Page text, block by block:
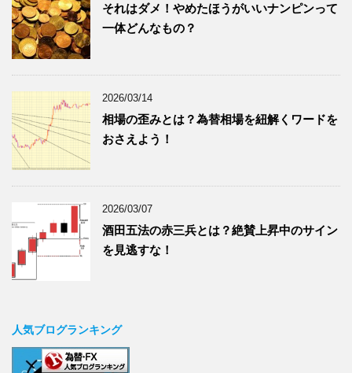
それはダメ！やめたほうがいいナンピンって
一体どんなもの？
2026/03/14
相場の歪みとは？為替相場を紐解くワードを
おさえよう！
2026/03/07
酒田五法の赤三兵とは？絶賛上昇中のサイン
を見逃すな！
人気ブログランキング